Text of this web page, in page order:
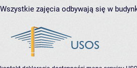
Wszystkie zajęcia odbywają się w